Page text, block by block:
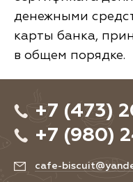
денежными
карты банка,
в общем порядке.
cafe-
+7 (473)
+7 (980)